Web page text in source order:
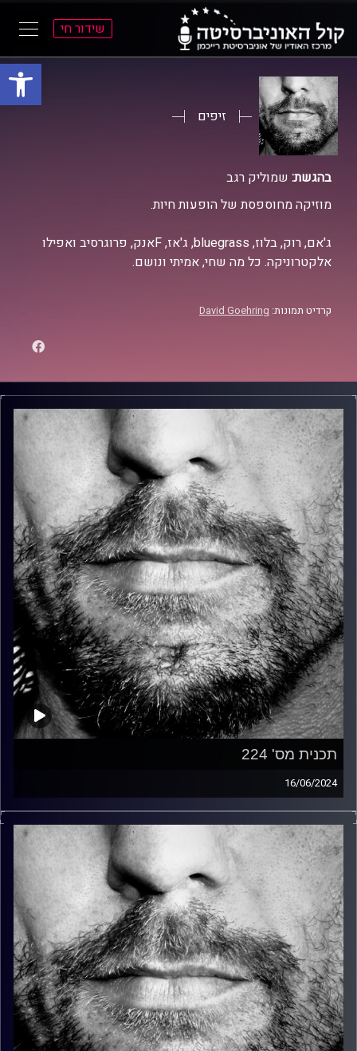
פתח
התפריט
הראשי
התוכן
הראשי
שידור חי
זיפים
בהגשת: שמוליק רגב
מוזיקה מחוספסת של הופעות חיות.
ג'אם, רוק, בלוז, bluegrass, ג'אז, Fאנק, פרוגרסיב ואפילו
אלקטרוניקה. כל מה שחי, אמיתי ונושם.
קרדיט תמונות: David Goehring
תכנית מס' 224
16/06/2024
זיפים, מוזיקה מחוספסת של הופעות חיות. הרבה ג'אם, רוק,
בלוז, bluegrass, ג'אז, Fאנק, פרוגרסיב ואפילו אלקטרוניקה.
כל מה שחי, אמיתי ונושם.
עם שמוליק רגב.
קרדיט תמונות: David Goehring